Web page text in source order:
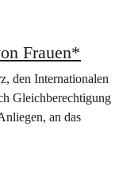
Frauen*
den Internationalen
Gleichberechtigung
an das